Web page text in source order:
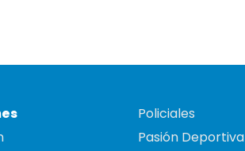
Policiales
Pasión Deportiva